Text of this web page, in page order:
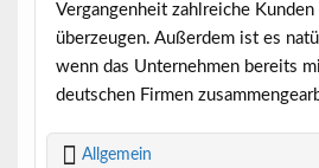
Vergangenheit zahlreiche
überzeugen. Außerdem ist es
wenn das Unternehmen bereits
deutschen Firmen
Allgemein